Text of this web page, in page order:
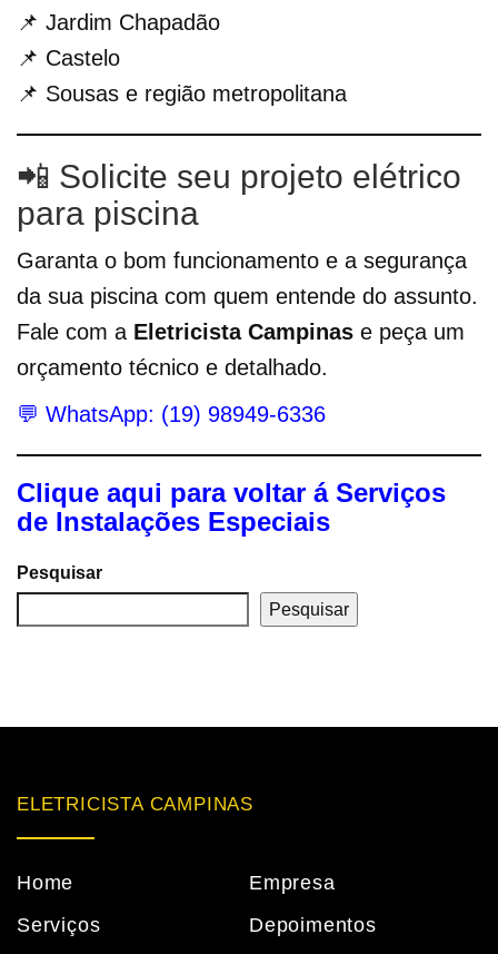
📌 Jardim Chapadão
📌 Castelo
📌 Sousas e região metropolitana
📲 Solicite seu projeto elétrico
para piscina
Garanta o bom funcionamento e a segurança
da sua piscina com quem entende do assunto.
Fale com a Eletricista Campinas e peça um
orçamento técnico e detalhado.
💬 WhatsApp: (19) 98949-6336
Clique aqui para voltar á Serviços
de Instalações Especiais
Pesquisar
Pesquisar
ELETRICISTA CAMPINAS
Home
Empresa
Serviços
Depoimentos